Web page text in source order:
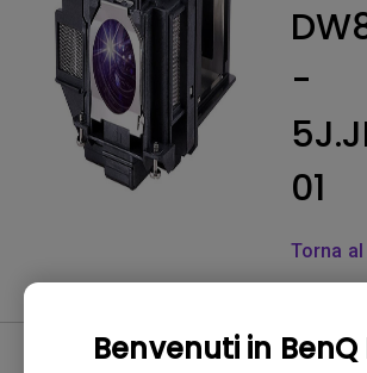
Benvenuti in
-
01
Torna